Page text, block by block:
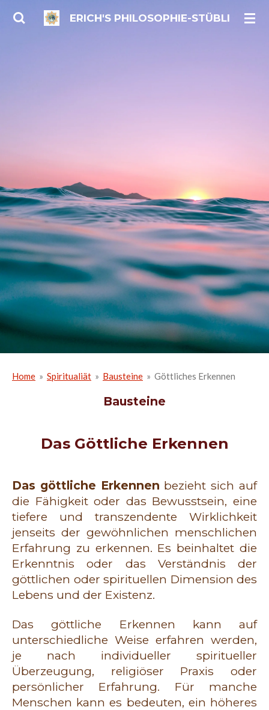
Zum
ERICH'S PHILOSOPHIE-STÜBLI
Home » Spiritualiät » Bausteine » Göttliches Erkennen
Bausteine
Das Göttliche Erkennen
Das göttliche Erkennen bezieht sich auf
die Fähigkeit oder das Bewusstsein, eine
tiefere und transzendente Wirklichkeit
jenseits der gewöhnlichen menschlichen
Erfahrung zu erkennen. Es beinhaltet die
Erkenntnis oder das Verständnis der
göttlichen oder spirituellen Dimension des
Lebens und der Existenz.
Das göttliche Erkennen kann auf
unterschiedliche Weise erfahren werden,
je nach individueller spiritueller
Überzeugung, religiöser Praxis oder
persönlicher Erfahrung. Für manche
Menschen kann es bedeuten, ein höheres